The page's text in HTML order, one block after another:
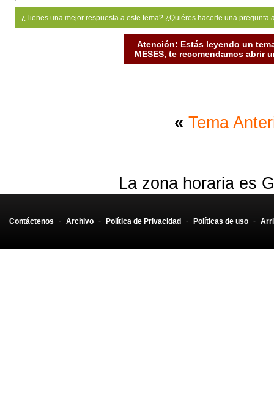
¿Tienes una mejor respuesta a este tema? ¿Quiéres hacerle una
Atención: Estás leyendo un
MESES, te recomendamos abrir
« Tema
La zona horaria es
Contáctenos - Archivo - Política de Privacidad - Políticas de uso -